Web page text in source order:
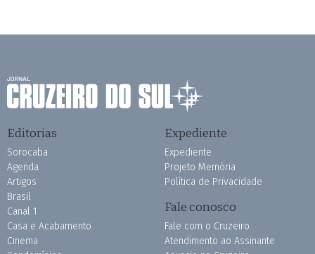
Editorias
Sorocaba
Agenda
Artigos
Brasil
Canal 1
Casa e Acabamento
Cinema
Expediente
Expediente
Projeto Memória
Política de Privacidade
Fale conosco
Fale com o Cruzeiro
Atendimento ao Assinante